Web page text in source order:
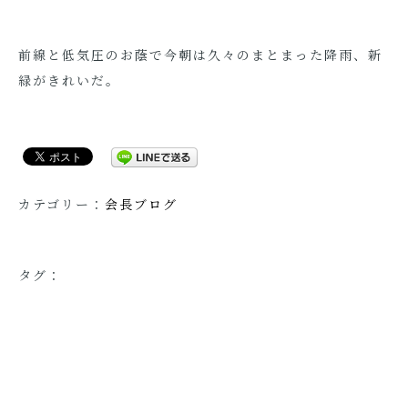
前線と低気圧のお蔭で今朝は久々のまとまった降雨、新
緑がきれいだ。
カテゴリー： 会長ブログ
タグ：